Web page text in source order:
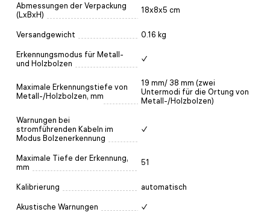
Abmessungen der Verpackung
(LxBxH)
18x8x5 cm
Versandgewicht 0.16 kg
Erkennungsmodus für Metall-
und Holzbolzen
✓
Maximale Erkennungstiefe von
Metall-/Holzbolzen, mm
19 mm/ 38 mm (zwei
Untermodi für die Ortung von
Metall-/Holzbolzen)
Warnungen bei
stromführenden Kabeln im
Modus Bolzenerkennung
✓
Maximale Tiefe der Erkennung,
mm
51
Kalibrierung automatisch
Akustische Warnungen ✓